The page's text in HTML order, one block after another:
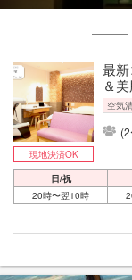
最
＆
空気
現地決済OK
日/祝
20時〜翌10時